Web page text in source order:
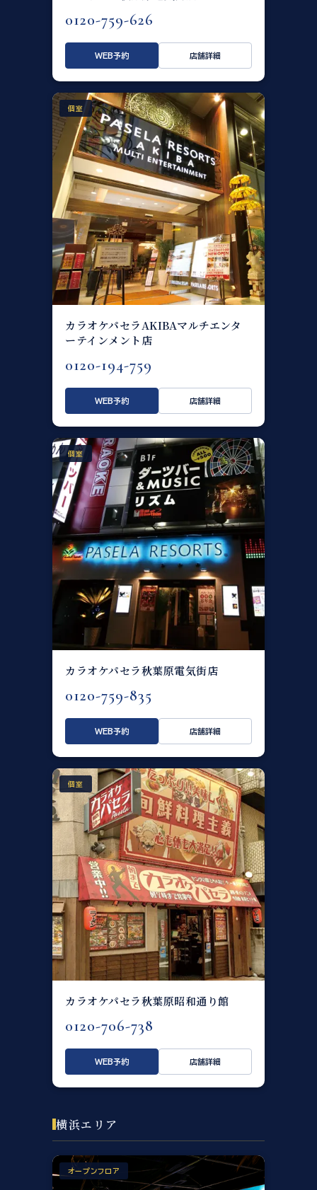
0120-759-626
WEB予約 店舗詳細
個室
カラオケパセラAKIBAマルチエンタ
ーテインメント店
0120-194-759
WEB予約 店舗詳細
個室
カラオケパセラ秋葉原電気街店
0120-759-835
WEB予約 店舗詳細
個室
カラオケパセラ秋葉原昭和通り館
0120-706-738
WEB予約 店舗詳細
横浜エリア
オープンフロア